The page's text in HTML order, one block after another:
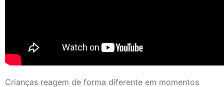
Crianças reagem de forma diferente em momentos